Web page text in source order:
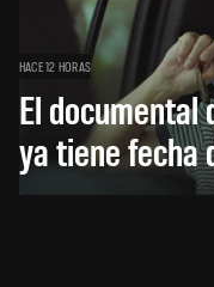
HACE 12 HORAS
El documental
ya tiene fecha